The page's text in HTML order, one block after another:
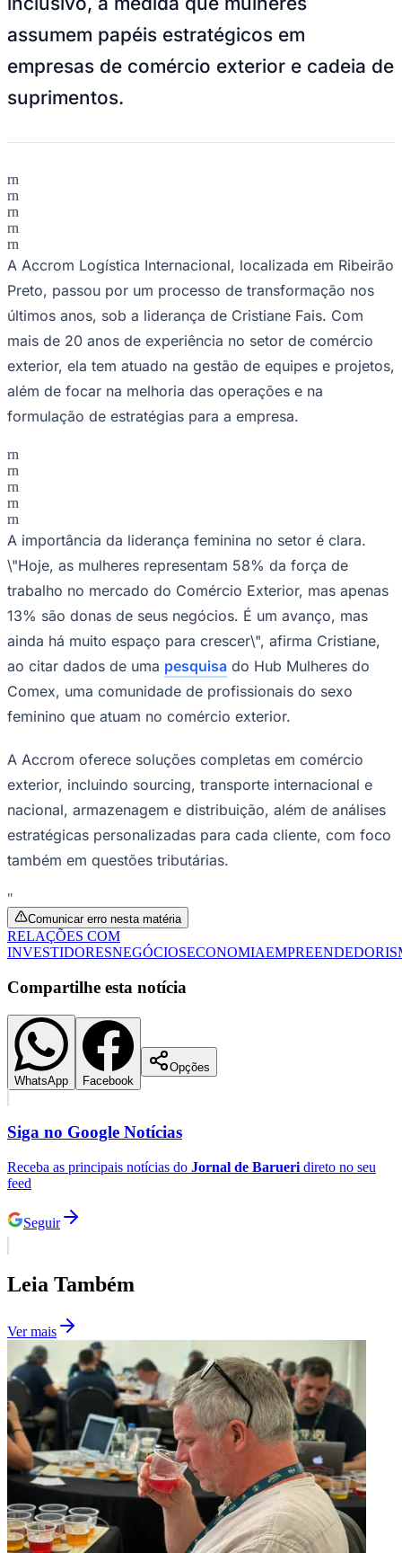
Juventude
Goiás
empresas de comércio exterior e cadeia de
suprimentos.
rn
rn
rn
A Accrom Logística Internacional, localizada em Ribeirão
Preto, passou por um processo de transformação nos
últimos anos, sob a liderança de Cristiane Fais. Com
mais de 20 anos de experiência no setor de comércio
exterior, ela tem atuado na gestão de equipes e projetos,
além de focar na melhoria das operações e na
formulação de estratégias para a empresa.
rn
rn
rn
A importância da liderança feminina no setor é clara.
\"Hoje, as mulheres representam 58% da força de
trabalho no mercado do Comércio Exterior, mas apenas
13% são donas de seus negócios. É um avanço, mas
ainda há muito espaço para crescer\", afirma Cristiane,
ao citar dados de umapesquisado Hub Mulheres do
Comex, uma comunidade de profissionais do sexo
feminino que atuam no comércio exterior.
A Accrom oferece soluções completas em comércio
nacional, armazenagem e distribuição, além de análises
estratégicas personalizadas para cada cliente, com foco
também em questões tributárias.
"
RELAÇÕES COM
INVESTIDORESNEGÓCIOSECONOMIA
Compartilhe esta notícia
WhatsApp Facebook
Siga no Google Notícias
Receba as principais notícias do
feed
Seguir
Leia Também
Ver mais
industria